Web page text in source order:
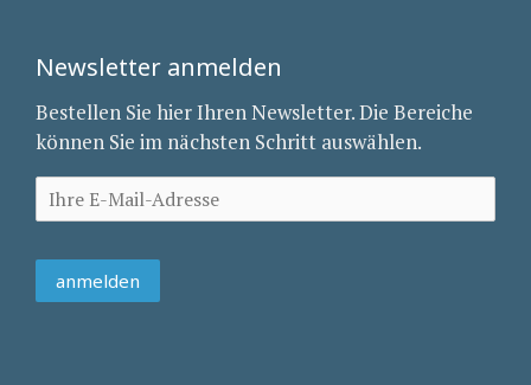
Newsletter anmelden
Bestellen Sie hier Ihren Newsletter. Die Bereiche
können Sie im nächsten Schritt auswählen.